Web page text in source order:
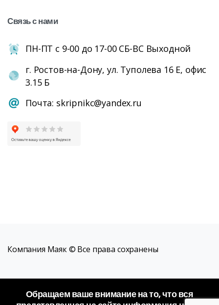
Связьснами
ПН-ПТ с 9-00 до 17-00 СБ-ВС Выходной
г. Ростов-на-Дону, ул. Туполева 16 Е, офис
3.15 Б
Почта: skripnikc@yandex.ru
Компания Маяк © Все права сохранены
Обращаем ваше внимание на то, что вся